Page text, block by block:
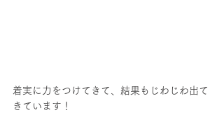
着実に力をつけてきて、結果もじわじわ出て
きています！